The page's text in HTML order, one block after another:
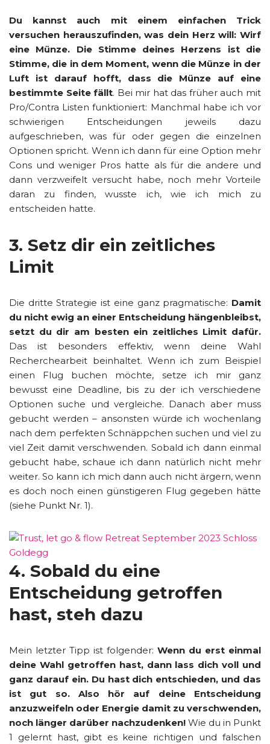
Du kannst auch mit einem einfachen Trick
versuchen herauszufinden, was dein Herz will: Wirf
eine Münze. Die Stimme deines Herzens ist die
Stimme, die in dem Moment, wenn die Münze in der
Luft ist darauf hofft, dass die Münze auf eine
bestimmte Seite fällt. Bei mir hat das früher auch mit
Pro/Contra Listen funktioniert: Manchmal habe ich vor
schwierigen Entscheidungen jeweils dazu
aufgeschrieben, was für oder gegen die einzelnen
Optionen spricht. Wenn ich dann für eine Option mehr
Cons und weniger Pros hatte als für die andere und
dann verzweifelt versucht habe, noch mehr Vorteile
daran zu finden, wusste ich, wie ich mich zu
entscheiden hatte.
3. Setz dir ein zeitliches
Limit
Die dritte Strategie ist eine ganz pragmatische: Damit
du nicht ewig an einer Entscheidung hängenbleibst,
setzt du dir am besten ein zeitliches Limit dafür.
Das ist besonders effektiv, wenn deine Wahl
Recherchearbeit beinhaltet. Wenn ich zum Beispiel
einen Flug buchen möchte, setze ich mir ganz
bewusst eine Deadline, bis zu der ich verschiedene
Optionen suche und vergleiche. Danach aber muss
gebucht werden – ansonsten würde ich wochenlang
nach dem perfekten Schnäppchen suchen und viel zu
viel Zeit damit verschwenden. Sobald ich dann einmal
gebucht habe, schaue ich dann natürlich nicht mehr
weiter. So kann ich mich dann auch nicht ärgern, wenn
es doch noch einen günstigeren Flug gegeben hätte
(siehe Punkt Nr. 1).
4. Sobald du eine
Entscheidung getroffen
hast, steh dazu
Mein letzter Tipp ist folgender: Wenn du erst einmal
deine Wahl getroffen hast, dann lass dich voll und
ganz darauf ein. Du hast dich entschieden, und das
ist gut so. Also hör auf deine Entscheidung
anzuzweifeln oder Energie damit zu verschwenden,
noch länger darüber nachzudenken! Wie du in Punkt
1 gelernt hast, gibt es keine richtigen und falschen